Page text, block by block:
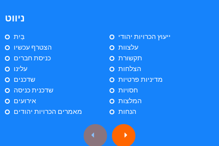
ניווט
בַּיִת
הצטרף עכשיו
כניסת חברים
עלינו
שדכנים
שדכנית כניסה
אירועים
מאמרים הכרויות יהודים
ייעוץ הכרויות יהודי
עלצוות
תקשורת
הצלחות
מדיניות פרטיות
חסויות
המלצות
הנחות